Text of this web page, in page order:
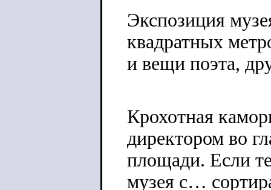
Экспозиция
квадратных
и вещи поэта,
Крохотная
директором во
площади. Если
музея с…